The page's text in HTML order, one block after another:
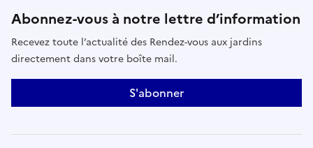
Abonnez-vous à notre lettre d’information
Recevez toute l’actualité des Rendez-vous aux jardins
directement dans votre boîte mail.
S'abonner